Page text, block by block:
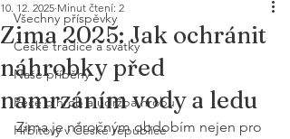
Všechny příspěvky
České tradice a svátky
Naše příběhy
Péče o hrob a údržba hrobu
Hřbitovy v České republice
Zima 2025: Jak ochránit
náhrobky před
namrzáním vody a ledu
10. 12. 2025 Minut čtení: 2
Zima je náročným obdobím nejen pro